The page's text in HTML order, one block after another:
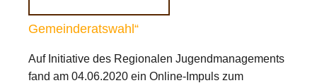
Gemeinderatswahl“
Auf Initiative des Regionalen Jugendmanagements
fand am 04.06.2020 ein Online-Impuls zum